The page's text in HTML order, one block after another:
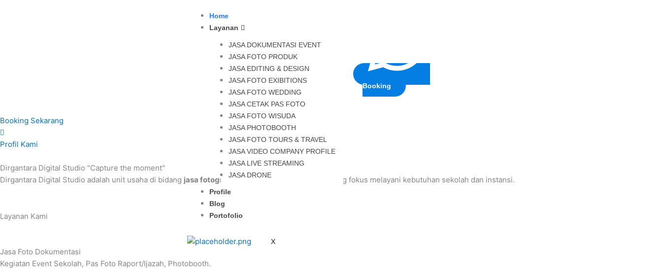
Home
Layanan
JASA DOKUMENTASI EVENT
JASA FOTO PRODUK
JASA EDITING & DESIGN
JASA FOTO EXIBITIONS
JASA FOTO WEDDING
JASA CETAK PAS FOTO
JASA FOTO WISUDA
JASA PHOTOBOOTH
JASA FOTO TOURS & TRAVEL
JASA VIDEO COMPANY PROFILE
JASA LIVE STREAMING
JASA DRONE
Profile
Blog
Portofolio
X
Booking
Dirgantara Digital Studio hadir sebagai partner resmi dokumentasi foto & video sekolah — dari event, wisuda, hingga Buku Tahunan Sekolah (BTS).
Booking Sekarang
Profil Kami
Dirgantara Digital Studio "Capture the moment"
Dirgantara Digital Studio adalah unit usaha di bidang jasa fotografi dan videografi profesional yang fokus melayani kebutuhan sekolah dan instansi.
Layanan Kami
Jasa Foto Dokumentasi
Kegiatan Event Sekolah, Pas Foto Raport/Ijazah, Photobooth.